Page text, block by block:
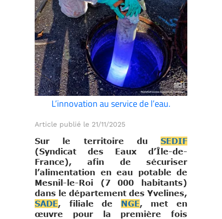
L’innovation au service de l’eau.
Article publié le 21/11/2025
Sur le territoire du SEDIF
(Syndicat des Eaux d’Île-de-
France), afin de sécuriser
l’alimentation en eau potable de
Mesnil-le-Roi (7 000 habitants)
dans le département des Yvelines,
SADE, filiale de NGE, met en
œuvre pour la première fois